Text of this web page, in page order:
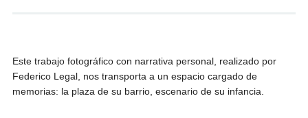
Este trabajo fotográfico con narrativa personal, realizado por
Federico Legal, nos transporta a un espacio cargado de
memorias: la plaza de su barrio, escenario de su infancia.